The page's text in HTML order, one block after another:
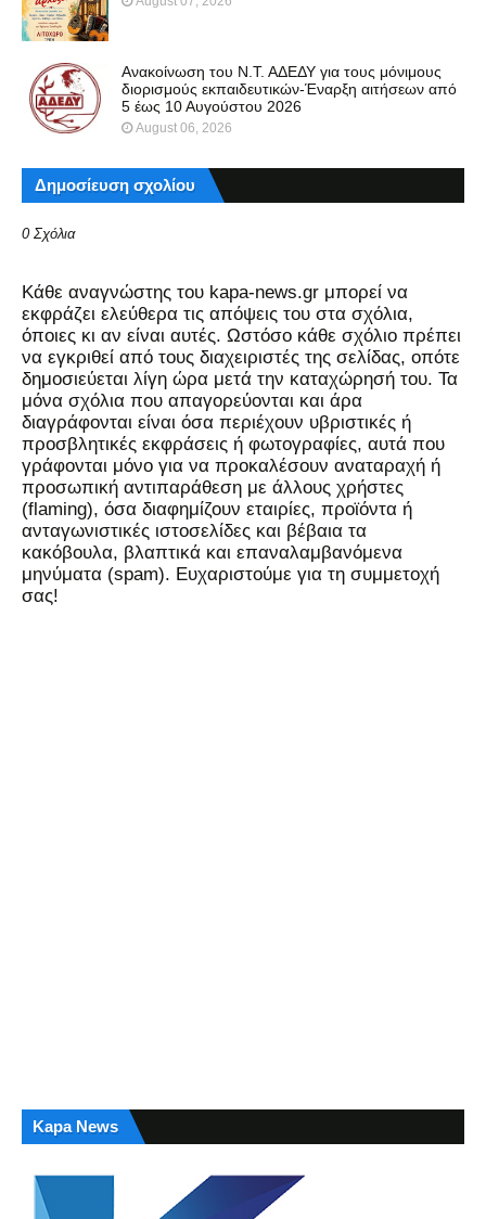
Ανακοίνωση του Ν.Τ. ΑΔΕΔΥ για τους μόνιμους
διορισμούς εκπαιδευτικών-Έναρξη αιτήσεων από
5 έως 10 Αυγούστου 2026
August 06, 2026
Δημοσίευση σχολίου
0 Σχόλια
Kάθε αναγνώστης του kapa-news.gr μπορεί να
εκφράζει ελεύθερα τις απόψεις του στα σχόλια,
όποιες κι αν είναι αυτές. Ωστόσο κάθε σχόλιο πρέπει
να εγκριθεί από τους διαχειριστές της σελίδας, οπότε
δημοσιεύεται λίγη ώρα μετά την καταχώρησή του. Τα
μόνα σχόλια που απαγορεύονται και άρα
διαγράφονται είναι όσα περιέχουν υβριστικές ή
προσβλητικές εκφράσεις ή φωτογραφίες, αυτά που
γράφονται μόνο για να προκαλέσουν αναταραχή ή
προσωπική αντιπαράθεση με άλλους χρήστες
(flaming), όσα διαφημίζουν εταιρίες, προϊόντα ή
ανταγωνιστικές ιστοσελίδες και βέβαια τα
κακόβουλα, βλαπτικά και επαναλαμβανόμενα
μηνύματα (spam). Ευχαριστούμε για τη συμμετοχή
σας!
Kapa News